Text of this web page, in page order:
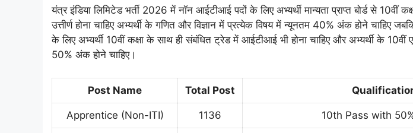
यंत्र इंडिया लिमिटेड भर्ती 2026 में नॉन आईटीआई पदों के लिए अभ्यर्थी मान्यता प्राप्त बोर्ड से 10वीं
उत्तीर्ण होना चाहिए अभ्यर्थी के गणित और विज्ञान में प्रत्येक विषय में न्यूनतम 40% अंक होने चाहिए
के लिए अभ्यर्थी 10वीं कक्षा के साथ ही संबंधित ट्रेड में आईटीआई भी होना चाहिए और अभ्यर्थी के
50% अंक होने चाहिए।
Post Name Total Post
Apprentice (Non-ITI) 1136 10th Pass with